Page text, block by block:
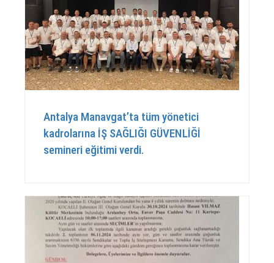
Antalya Manavgat’ta tüm yönetici
kadrolarına İŞ SAĞLIĞI GÜVENLİĞİ
semineri eğitimi verdi.